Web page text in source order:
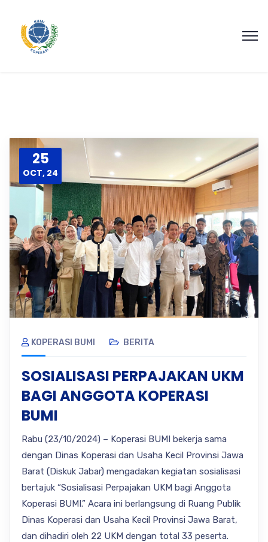
25
OCT, 24
KOPERASI BUMI BERITA
SOSIALISASI PERPAJAKAN UKM
BAGI ANGGOTA KOPERASI
BUMI
Rabu (23/10/2024) – Koperasi BUMI bekerja sama
dengan Dinas Koperasi dan Usaha Kecil Provinsi Jawa
Barat (Diskuk Jabar) mengadakan kegiatan sosialisasi
bertajuk “Sosialisasi Perpajakan UKM bagi Anggota
Koperasi BUMI.” Acara ini berlangsung di Ruang Publik
Dinas Koperasi dan Usaha Kecil Provinsi Jawa Barat,
dan dihadiri oleh 22 UKM dengan total 33 peserta.